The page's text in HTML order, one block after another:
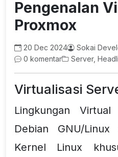
Pengenalan
Proxmox
20 Dec 2024 Sokai
0 komentar
Server,
Virtualisasi
Lingkungan
Debian GNU/Linux
Kernel Linux